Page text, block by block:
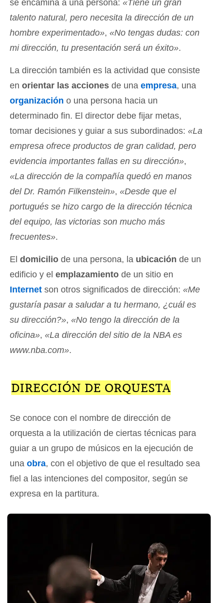
se encamina a una persona: «Tiene un gran
talento natural, pero necesita la dirección de un
hombre experimentado», «No tengas dudas: con
mi dirección, tu presentación será un éxito».
La dirección también es la actividad que consiste
en orientar las acciones de una empresa, una
organización o una persona hacia un
determinado fin. El director debe fijar metas,
tomar decisiones y guiar a sus subordinados: «La
empresa ofrece productos de gran calidad, pero
evidencia importantes fallas en su dirección»,
«La dirección de la compañía quedó en manos
del Dr. Ramón Filkenstein», «Desde que el
portugués se hizo cargo de la dirección técnica
del equipo, las victorias son mucho más
frecuentes».
El domicilio de una persona, la ubicación de un
edificio y el emplazamiento de un sitio en
Internet son otros significados de dirección: «Me
gustaría pasar a saludar a tu hermano, ¿cuál es
su dirección?», «No tengo la dirección de la
oficina», «La dirección del sitio de la NBA es
www.nba.com».
DIRECCIÓN DE ORQUESTA
Se conoce con el nombre de dirección de
orquesta a la utilización de ciertas técnicas para
guiar a un grupo de músicos en la ejecución de
una obra, con el objetivo de que el resultado sea
fiel a las intenciones del compositor, según se
expresa en la partitura.